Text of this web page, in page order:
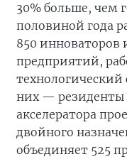
30% больше, чем
половиной года
850 инноваторов
предприятий,
технологический
них — резиденты
акселератора
двойного
объединяет 525